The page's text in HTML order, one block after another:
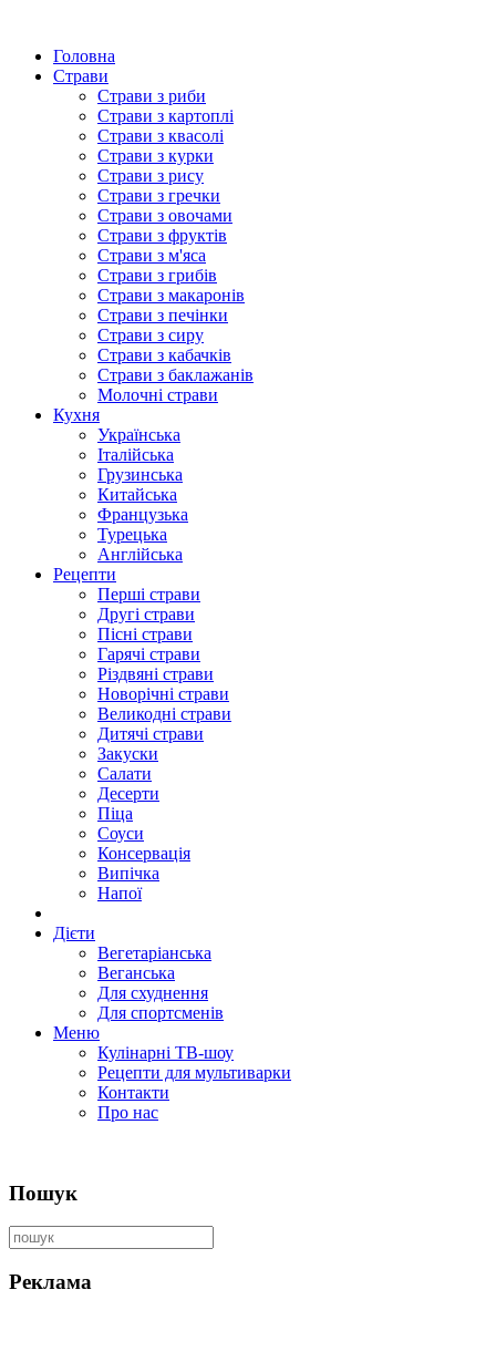
Головна
Страви
Страви з риби
Страви з картоплі
Страви з квасолі
Страви з курки
Страви з рису
Страви з гречки
Страви з овочами
Страви з фруктів
Страви з м'яса
Страви з грибів
Страви з макаронів
Страви з печінки
Страви з сиру
Страви з кабачків
Страви з баклажанів
Молочні страви
Кухня
Українська
Італійська
Грузинська
Китайська
Французька
Турецька
Англійська
Рецепти
Перші страви
Другі страви
Пісні страви
Гарячі страви
Різдвяні страви
Новорічні страви
Великодні страви
Дитячі страви
Закуски
Салати
Десерти
Піца
Соуси
Консервація
Випічка
Напої
Дієти
Вегетаріанська
Веганська
Для схуднення
Для спортсменів
Меню
Кулінарні ТВ-шоу
Рецепти для мультиварки
Контакти
Про нас
Пошук
Реклама